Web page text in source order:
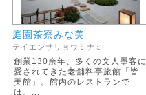
庭園茶寮みな美
テイエンサリョウミナミ
創業130余年、多くの文人墨客に
愛されてきた老舗料亭旅館「皆
美館」。館内のレストランで
は、...